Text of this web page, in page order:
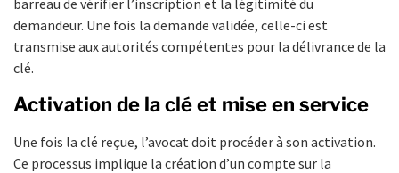
demandeur. Une fois la demande validée, celle-ci est
transmise aux autorités compétentes pour la délivrance de la
clé.
Activation de la clé et mise en service
Une fois la clé reçue, l’avocat doit procéder à son activation.
Ce processus implique la création d’un compte sur la